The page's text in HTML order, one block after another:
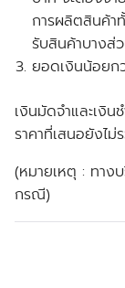
การผลิตสินค้า
รับสินค้าบางส่
ยอดเงินน้อยก
เงินมัดจำและเงิน
ราคาที่เสนอยังไ
(หมายเหตุ : ทาง
กรณี)